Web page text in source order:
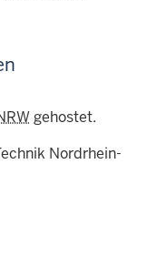
gehostet.
Nordrhein-